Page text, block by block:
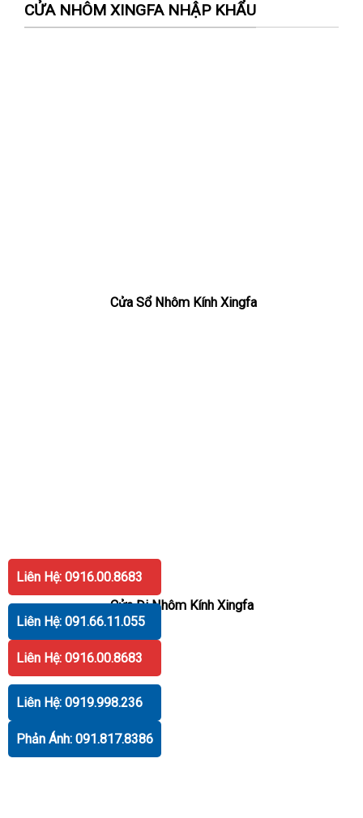
CỬA NHÔM XINGFA NHẬP KHẨU
Cửa Sổ Nhôm Kính Xingfa
Cửa Đi Nhôm Kính Xingfa
Liên Hệ: 0916.00.8683
Liên Hệ: 091.66.11.055
Liên Hệ: 0916.00.8683
Liên Hệ: 0919.998.236
Phản Ánh: 091.817.8386